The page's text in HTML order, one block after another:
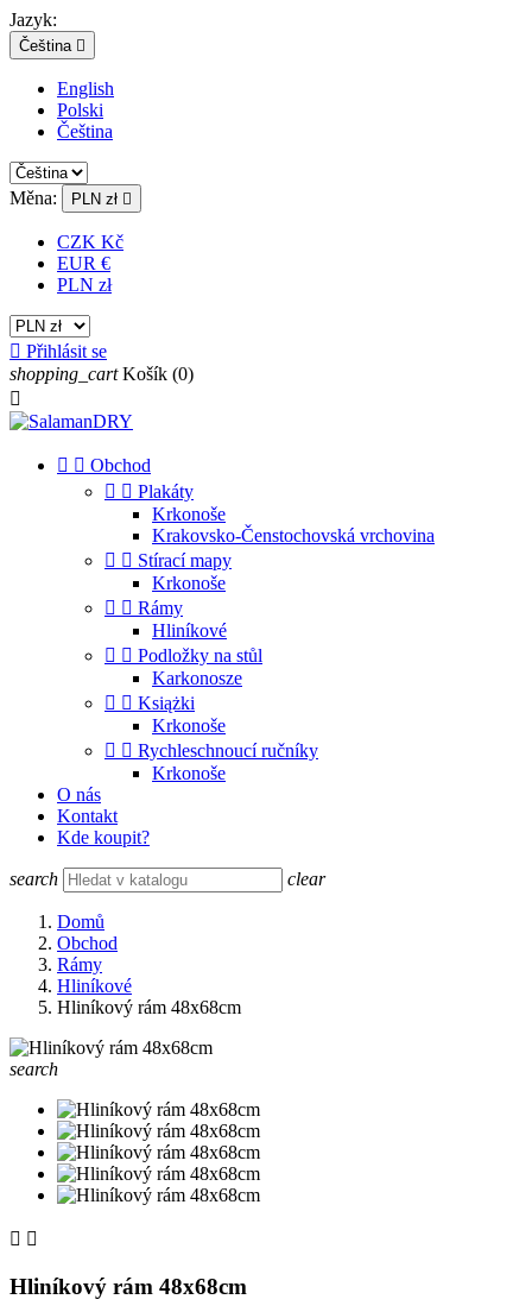
Jazyk:
Čeština 
English
Polski
Čeština
Měna: PLN zł 
CZK Kč
EUR €
PLN zł
 Přihlásit se
shopping_cart Košík (0)

  Obchod
  Plakáty
Krkonoše
Krakovsko-Čenstochovská vrchovina
  Stírací mapy
Krkonoše
  Rámy
Hliníkové
  Podložky na stůl
Karkonosze
  Książki
Krkonoše
  Rychleschnoucí ručníky
Krkonoše
O nás
Kontakt
Kde koupit?
search clear
Domů
Obchod
Rámy
Hliníkové
Hliníkový rám 48x68cm
search
 
Hliníkový rám 48x68cm